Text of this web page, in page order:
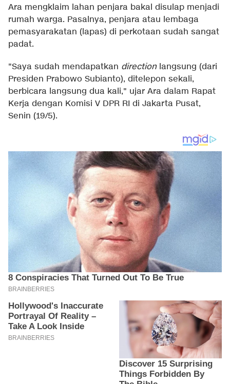
Ara mengklaim lahan penjara bakal disulap menjadi
rumah warga. Pasalnya, penjara atau lembaga
pemasyarakatan (lapas) di perkotaan sudah sangat
padat.
"Saya sudah mendapatkan directionlangsung (dari
Presiden Prabowo Subianto), ditelepon sekali,
berbicara langsung dua kali," ujar Ara dalam Rapat
Kerja dengan Komisi V DPR RI di Jakarta Pusat,
Senin (19/5).